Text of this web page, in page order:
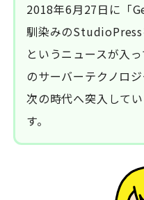
2018年6月27日に「
馴染みの
というニュースが入
のサーバーテクノロ
次の時代へ突入して
す。